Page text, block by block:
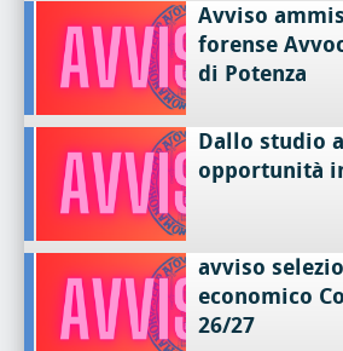
Avviso
forense
di Potenza
Dallo studio
opportunità
avviso
economico
26/27